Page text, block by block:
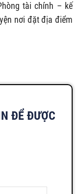
tài chính – kế
nơi đặt địa điểm
ĐỂ ĐƯỢC